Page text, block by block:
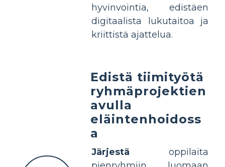
hyvinvointia, edistäen
digitaalista lukutaitoa ja
kriittistä ajattelua.
Edistä tiimityötä
ryhmäprojektien
avulla
eläintenhoidoss
a
Järjestä oppilaita